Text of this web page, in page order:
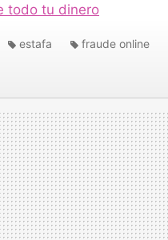
todo tu dinero
estafa fraude online